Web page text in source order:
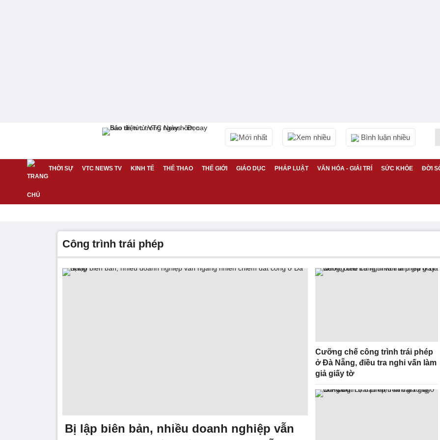
Mới nhất Xem nhiều Bình luận nhiều
THỜI SỰ VTC NEWS TV KINH TẾ THỂ THAO THẾ GIỚI GIÁO DỤC PHÁP LUẬT VĂN HÓA - GIẢI TRÍ SỨC KHỎE ĐỜI
công trình trái phép
Bị lập biên bản, nhiều doanh nghiệp vẫn
Cưỡng chế công trình trái phép
ở Đà Nẵng, điều tra nghi vấn làm
giả giấy tờ